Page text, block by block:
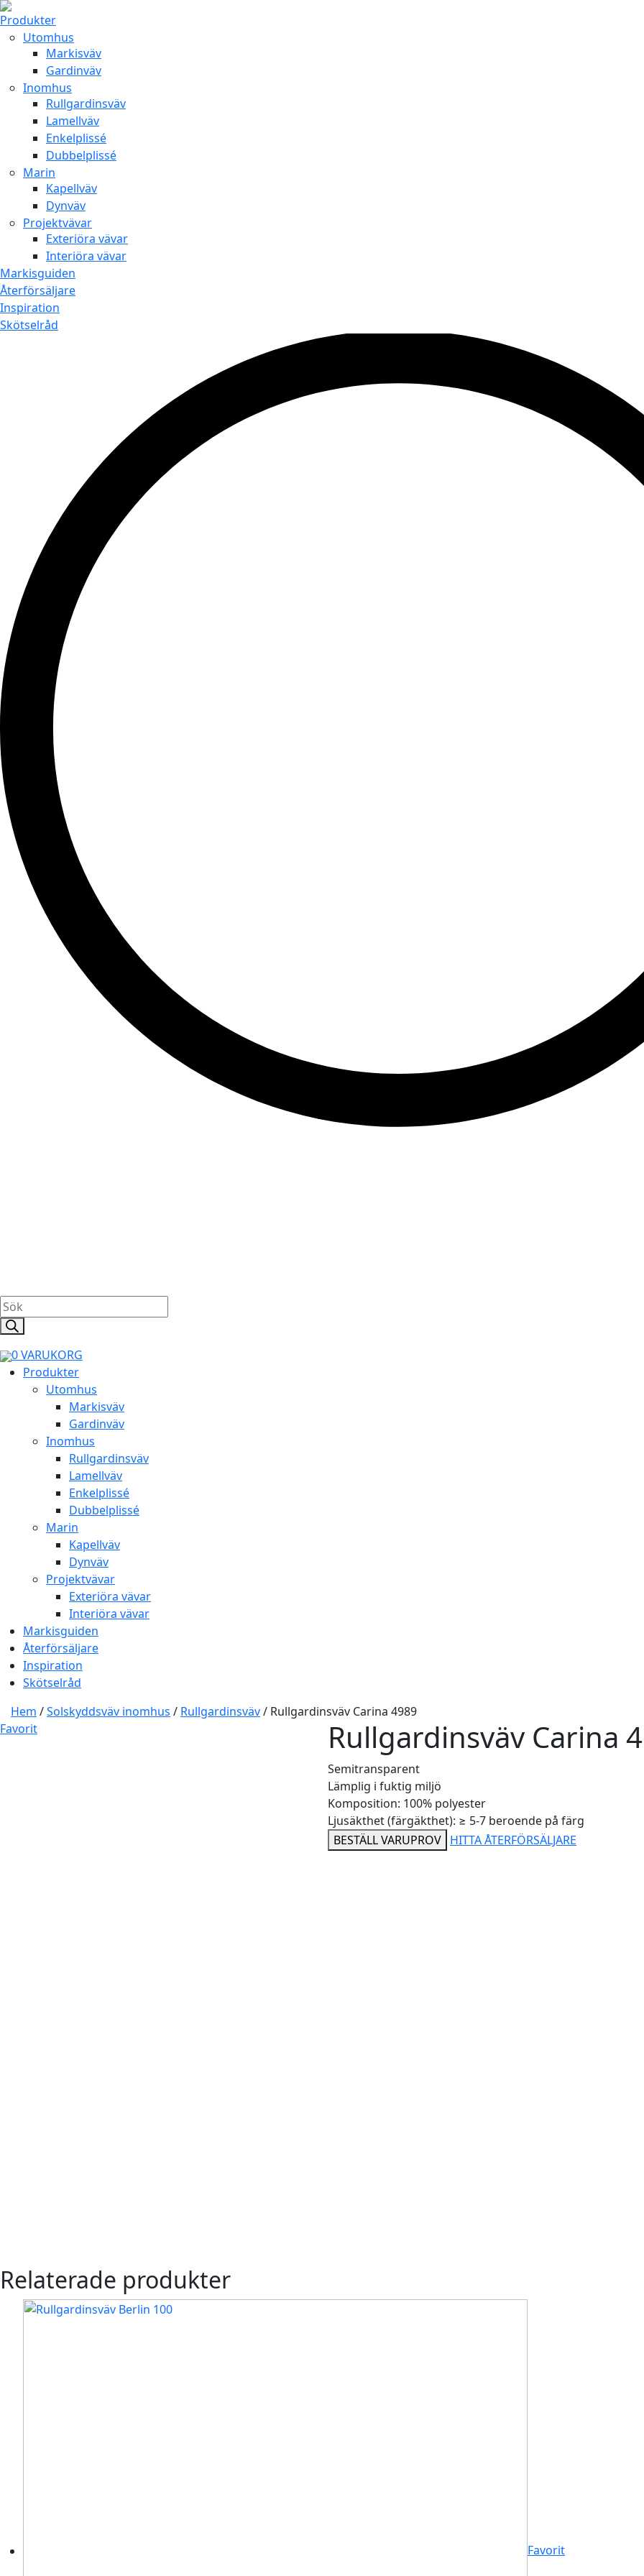
Produkter
Utomhus
Markisväv
Gardinväv
Inomhus
Rullgardinsväv
Lamellväv
Enkelplissé
Dubbelplissé
Marin
Kapellväv
Dynväv
Projektvävar
Exteriöra vävar
Interiöra vävar
Markisguiden
Återförsäljare
Inspiration
Skötselråd
Products
search
0VARUKORG
Produkter
Utomhus
Markisväv
Gardinväv
Inomhus
Rullgardinsväv
Lamellväv
Enkelplissé
Dubbelplissé
Marin
Kapellväv
Dynväv
Projektvävar
Exteriöra vävar
Interiöra vävar
Markisguiden
Återförsäljare
Inspiration
Skötselråd
Hem /Solskyddsväv inomhus / Rullgardinsväv/ Rullgardinsväv Carina 4989
Favorit
Rullgardinsväv Carina
Semitransparent
Lämplig i fuktig miljö
Komposition: 100% polyester
Ljusäkthet (färgäkthet): ≥ 5-7 beroende på färg
BESTÄLL VARUPROV HITTA ÅTERFÖRSÄLJARE
Relaterade produkter
Favorit